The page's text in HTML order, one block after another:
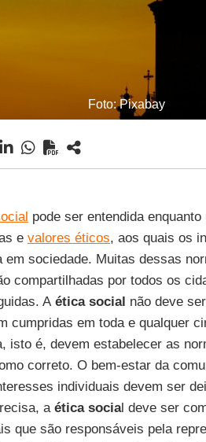
Foto: Pixabay
pode ser entendida
e valores éticos, aos quais os
em sociedade. Muitas dessas
compartilhadas por todos os
Aética social não deve
cumpridas em toda e qualquer
isto é, devem estabelecer as
correto. O bem-estar da
individuais devem ser
aética social deve ser
que são responsáveis pela